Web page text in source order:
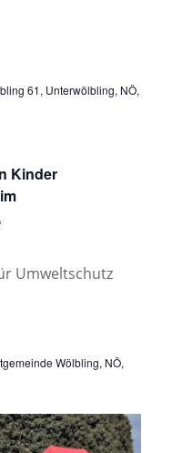
61, Unterwölbling, NÖ,
Kinder
Wölbling, NÖ,